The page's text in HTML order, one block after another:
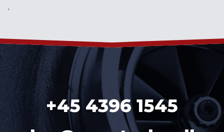
´
+45 4396 1545